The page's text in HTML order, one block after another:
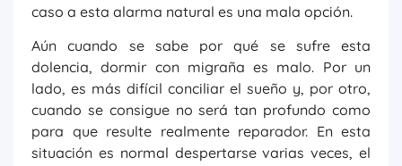
caso a esta alarma natural es una mala opción.
Aún cuando se sabe por qué se sufre esta
dolencia, dormir con migraña es malo. Por un
lado, es más difícil conciliar el sueño y, por otro,
cuando se consigue no será tan profundo como
para que resulte realmente reparador. En esta
situación es normal despertarse varias veces, el